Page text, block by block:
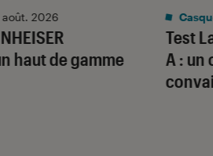
haut de gamme
sur 5
2026
Test
A : un